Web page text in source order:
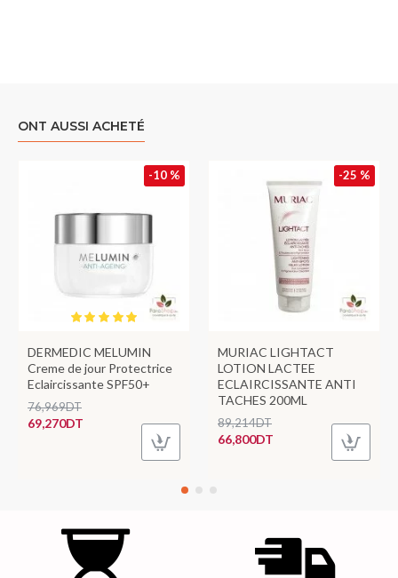
ONT AUSSI ACHETÉ
-10 %
DERMEDIC MELUMIN
Creme de jour Protectrice
Eclaircissante SPF50+
69,270DT
76,969DT
-25 %
MURIAC LIGHTACT
LOTION LACTEE
ECLAIRCISSANTE ANTI
TACHES 200ML
66,800DT
89,214DT